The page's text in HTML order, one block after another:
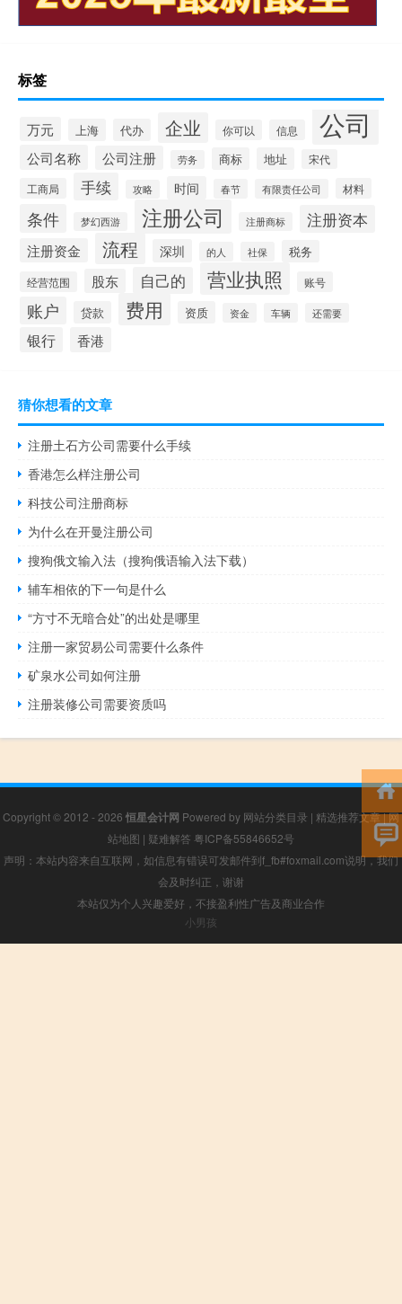
标签
万元 上海 代办 企业 你可以 信息 公司
公司名称 公司注册 劳务 商标 地址 宋代
工商局 手续 攻略 时间 春节 有限责任公司 材料
条件 梦幻西游 注册公司 注册商标 注册资本
注册资金 流程 深圳 的人 社保 税务
经营范围 股东 自己的 营业执照 账号
账户 贷款 费用 资质 资金 车辆 还需要
银行 香港
猜你想看的文章
注册土石方公司需要什么手续
香港怎么样注册公司
科技公司注册商标
为什么在开曼注册公司
搜狗俄文输入法（搜狗俄语输入法下载）
辅车相依的下一句是什么
“方寸不无暗合处”的出处是哪里
注册一家贸易公司需要什么条件
矿泉水公司如何注册
注册装修公司需要资质吗
Copyright © 2012 - 2026 恒星会计网 Powered by 网站分类目录 | 精选推荐文章|网
站地图 | 疑难解答 粤ICP备55846652号
声明：本站内容来自互联网，如信息有错误可发邮件到f_fb#foxmail.com说明，我们
会及时纠正，谢谢
本站仅为个人兴趣爱好，不接盈利性广告及商业合作
小男孩